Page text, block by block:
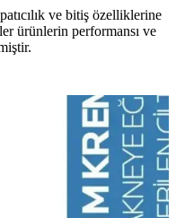
ve bitiş özelliklerine
ürünlerin performansı ve